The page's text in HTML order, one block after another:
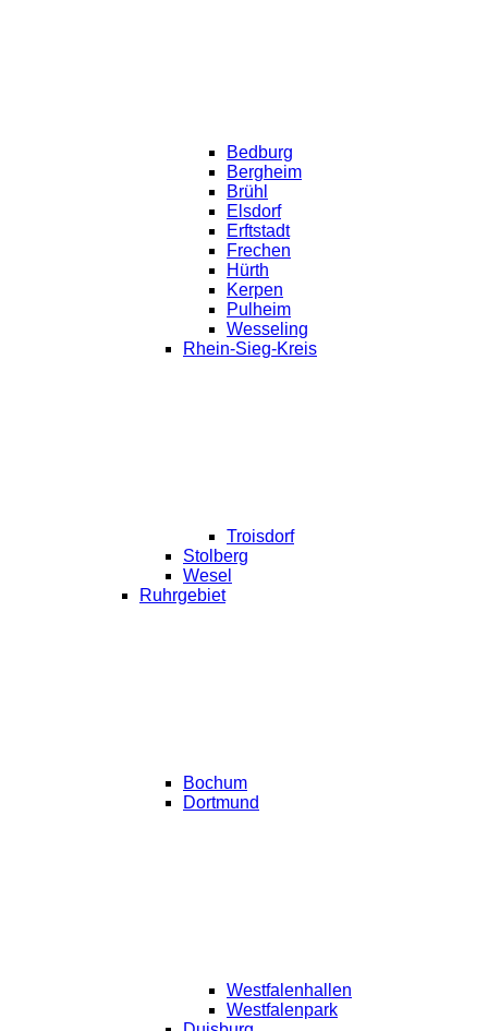
Bedburg
Bergheim
Brühl
Elsdorf
Erftstadt
Frechen
Hürth
Kerpen
Pulheim
Wesseling
Rhein-Sieg-Kreis
Troisdorf
Stolberg
Wesel
Ruhrgebiet
Bochum
Dortmund
Westfalenhallen
Westfalenpark